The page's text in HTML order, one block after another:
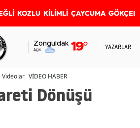
KOZLU KİLİMLİ ÇAYCUMA
Zonguldak
Açık 19° YAZARLAR
Videolar VİDEO HABER
Dönüşü